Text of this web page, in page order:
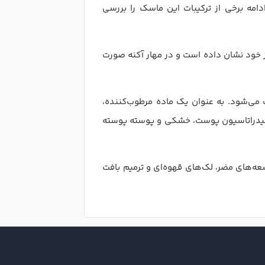
برخی از ترکیبات این ماسک را بررسی
خود نشان داده است و در مهار آکنه صورت
می‌شود. به عنوان یک ماده مرطوب‌کننده،
هیدراتاسیون پوست، خشکی و پوسته پوسته
مضر، لک‌های قهوه‌ای و ترمیم بافت